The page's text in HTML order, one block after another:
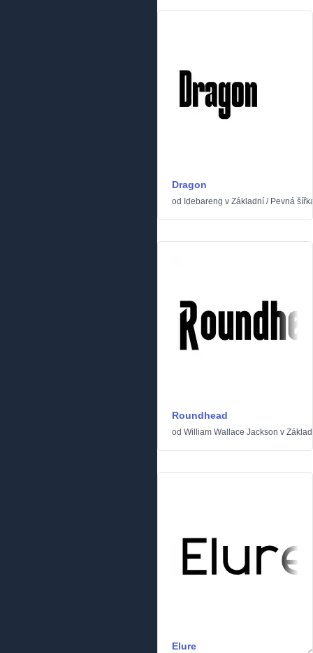
Dragon
od Idebareng v Základní / Pevná
Roundhead
od William Wallace Jackson v
Elure